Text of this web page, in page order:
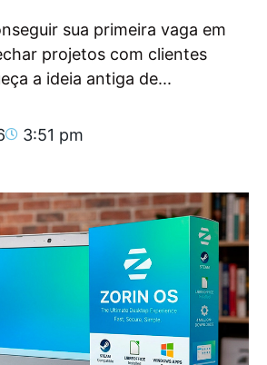
sua primeira vaga em
projetos com clientes
a ideia antiga de...
3:51 pm